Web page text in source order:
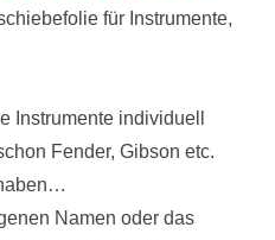
für Instrumente,
Instrumente individuell
Fender, Gibson etc.
Namen oder das